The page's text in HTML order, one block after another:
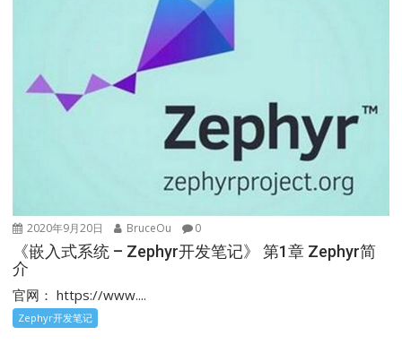
2020年9月20日 BruceOu 0
《嵌入式系统 – Zephyr开发笔记》 第1章 Zephyr简
介
官网： https://www....
Zephyr开发笔记